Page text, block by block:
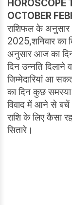
HOROSCOPE
OCTOBER
राशिफल के
2025,शनिवार का
अनुसार आज का
दिन उन्नति
जिम्मेदारियां आ
का दिन कुछ
विवाद में आने से
राशि के लिए कैसा
सितारे।